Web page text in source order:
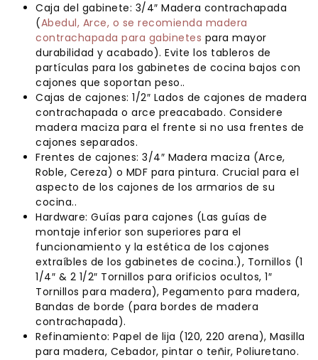
Caja del gabinete: 3/4″ Madera contrachapada
(Abedul, Arce, o se recomienda madera
contrachapada para gabinetes para mayor
durabilidad y acabado). Evite los tableros de
partículas para los gabinetes de cocina bajos con
cajones que soportan peso..
Cajas de cajones: 1/2″ Lados de cajones de madera
contrachapada o arce preacabado. Considere
madera maciza para el frente si no usa frentes de
cajones separados.
Frentes de cajones: 3/4″ Madera maciza (Arce,
Roble, Cereza) o MDF para pintura. Crucial para el
aspecto de los cajones de los armarios de su
cocina..
Hardware: Guías para cajones (Las guías de
montaje inferior son superiores para el
funcionamiento y la estética de los cajones
extraíbles de los gabinetes de cocina.), Tornillos (1
1/4″ & 2 1/2″ Tornillos para orificios ocultos, 1″
Tornillos para madera), Pegamento para madera,
Bandas de borde (para bordes de madera
contrachapada).
Refinamiento: Papel de lija (120, 220 arena), Masilla
para madera, Cebador, pintar o teñir, Poliuretano.